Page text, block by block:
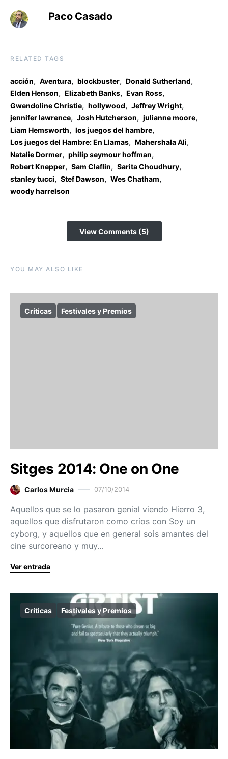
Paco Casado
RELATED TAGS
acción, Aventura, blockbuster, Donald Sutherland,
Elden Henson, Elizabeth Banks, Evan Ross,
Gwendoline Christie, hollywood, Jeffrey Wright,
jennifer lawrence, Josh Hutcherson, julianne moore,
Liam Hemsworth, los juegos del hambre,
Los juegos del Hambre: En Llamas, Mahershala Ali,
Natalie Dormer, philip seymour hoffman,
Robert Knepper, Sam Claflin, Sarita Choudhury,
stanley tucci, Stef Dawson, Wes Chatham,
woody harrelson
View Comments (5)
YOU MAY ALSO LIKE
Críticas Festivales y Premios
Sitges 2014: One on One
Carlos Murcia 07/10/2014
Aquellos que se lo pasaron genial viendo Hierro 3,
aquellos que disfrutaron como críos con Soy un
cyborg, y aquellos que en general sois amantes del
cine surcoreano y muy…
Ver entrada
Críticas Festivales y Premios